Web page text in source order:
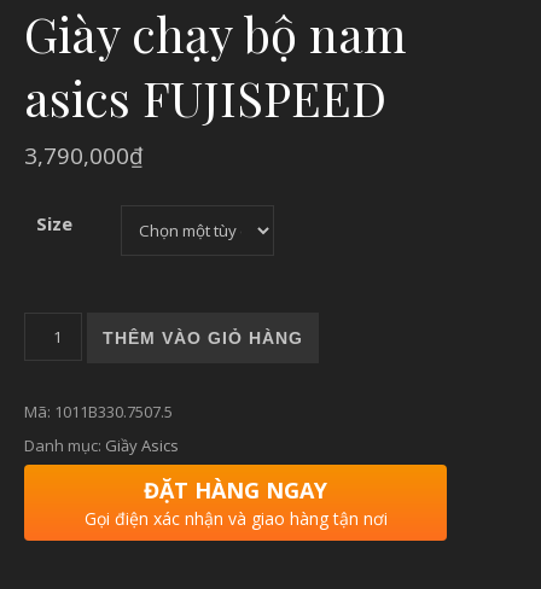
Giày chạy bộ nam
asics FUJISPEED
3,790,000₫
Size
Giày chạy bộ nam asics FUJISPEED số lượng
THÊM VÀO GIỎ HÀNG
Mã: 1011B330.7507.5
Danh mục: Giầy Asics
ĐẶT HÀNG NGAY
Gọi điện xác nhận và giao hàng tận nơi